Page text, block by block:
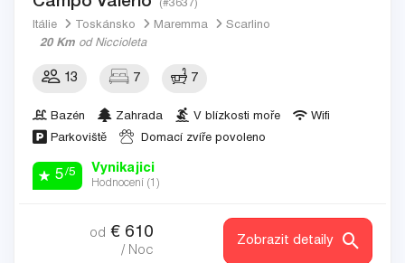
(#3637)
Itálie Toskánsko Maremma
Scarlino
20 Km od Niccioleta
13 7 7
Bazén Zahrada V blízkosti moře
Wifi
Parkoviště
Domací zvíře povoleno
5/5 Vynikajici
Hodnocení (1 )
od € 610
/ Noc
Zobrazit detaily